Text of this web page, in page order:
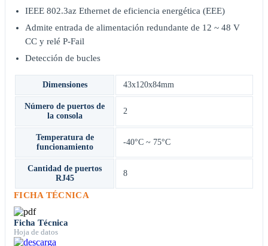
IEEE 802.3az Ethernet de eficiencia energética (EEE)
Admite entrada de alimentación redundante de 12 ~ 48 V
CC y relé P-Fail
Detección de bucles
Dimensiones 43x120x84mm
Número de puertos de
la consola
2
Temperatura de
funcionamiento
-40°C ~ 75°C
Cantidad de puertos
RJ45
8
FICHA TÉCNICA
Ficha Técnica
Hoja de datos